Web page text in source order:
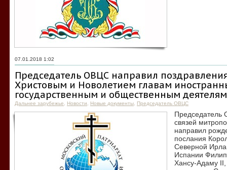
07.01.2018 1:02
Председатель ОВЦС направил
Христовым и Новолетием главам
государственным и общественным
Дальнее зарубежье Новости Новые документы Председатель ОВЦС
Председатель
связей
направил
послания
Северной
Испании
Хансу-Адаму II,